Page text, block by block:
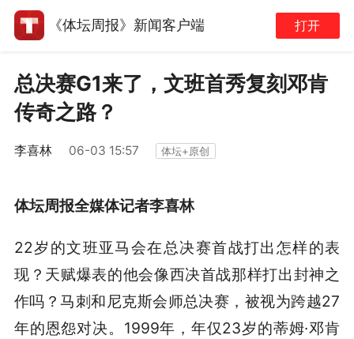
《体坛周报》新闻客户端 打开
总决赛G1来了，文班首秀复刻邓肯
传奇之路？
李喜林 06-03 15:57 体坛+原创
体坛周报全媒体记者李喜林
22岁的文班亚马会在总决赛首战打出怎样的表
现？天赋爆表的他会像西决首战那样打出封神之
作吗？马刺和尼克斯会师总决赛，被视为跨越27
年的恩怨对决。1999年，年仅23岁的蒂姆·邓肯